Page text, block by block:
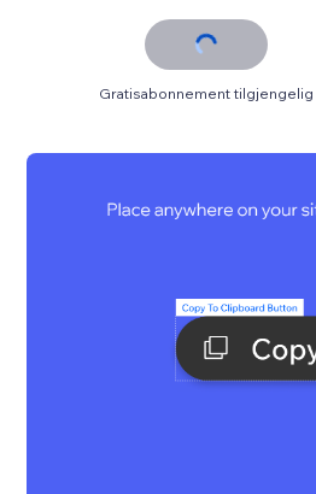
Gratisabonnement tilgjengelig